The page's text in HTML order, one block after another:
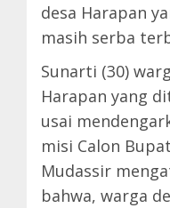
desa Harapan
masih serba
Sunarti (30)
Harapan yang
usai
misi Calon
Mudassir
bahwa, warga